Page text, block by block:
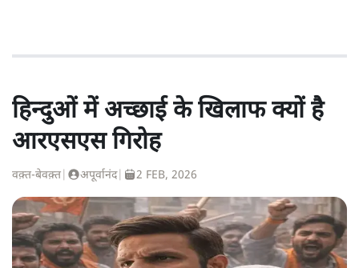
हिन्दुओं में अच्छाई के खिलाफ क्यों है
आरएसएस गिरोह
वक़्त-बेवक़्त अपूर्वानंद| 2 FEB, 2026